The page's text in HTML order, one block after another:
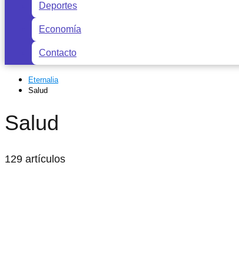
Deportes
Economía
Contacto
Eternalia
Salud
Salud
129 artículos